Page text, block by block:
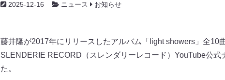
2025-12-16 ニュース お知らせ
藤井隆が2017年にリリースしたアルバム「light showers」全10
SLENDERIE RECORD（スレンダリーレコード）YouTube公
た。